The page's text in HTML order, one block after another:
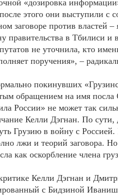
«дозировка
этого они выступили с
заговоре против властей
правительства в Тбилиси и
не уточнила, кто
поручения», –
покинувших
обращением на имя
России» не может так
Келли Дэгнан. По сути,
Грузию в войну с
лжи и теорий заговора.
как оскорбление члена
Келли Дэгнан и
с Бидзиной